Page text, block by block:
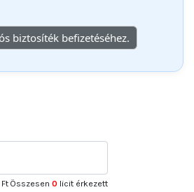
biztosíték befizetéséhez.
Összesen 0 licit érkezett